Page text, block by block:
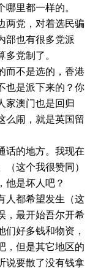
里都一样的。
两党，对着选民骗
部也有很多党派
党制了。
而不是选的，香港
也是派下来的？你
家澳门也是回归
么闹，就是英国留
话的地方。我现在
这个我很赞同）
他是坏人吧？
人都希望发生（这
，最开始吾尔开希
好多钱和物资，
，但是其它地区的
说要散了没有钱拿